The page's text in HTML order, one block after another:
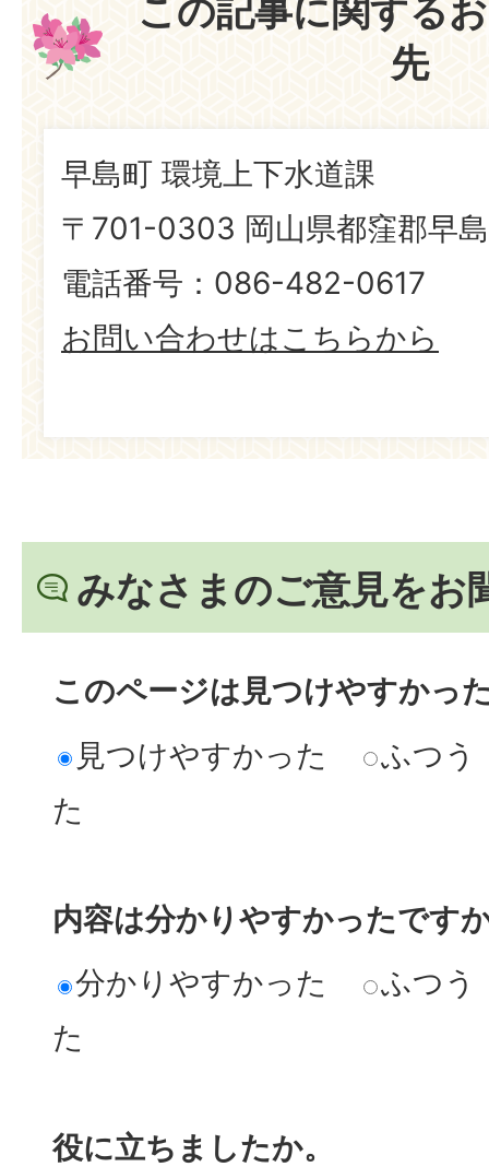
この記事に関する
先
早島町 環境上下水道課
〒701-0303 岡山県都窪郡早
電話番号：086-482-0617
お問い合わせはこちらから
みなさまのご意見をお
このページは見つけやすかっ
見つけやすかった
ふつう
た
内容は分かりやすかったです
分かりやすかった
ふつう
た
役に立ちましたか。